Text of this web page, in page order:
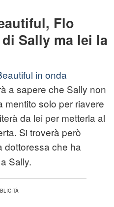
Flo
Sally ma lei la
in onda
a sapere che Sally non
mentito solo per riavere
da lei per metterla al
Si troverà però
dottoressa che ha
Sally.